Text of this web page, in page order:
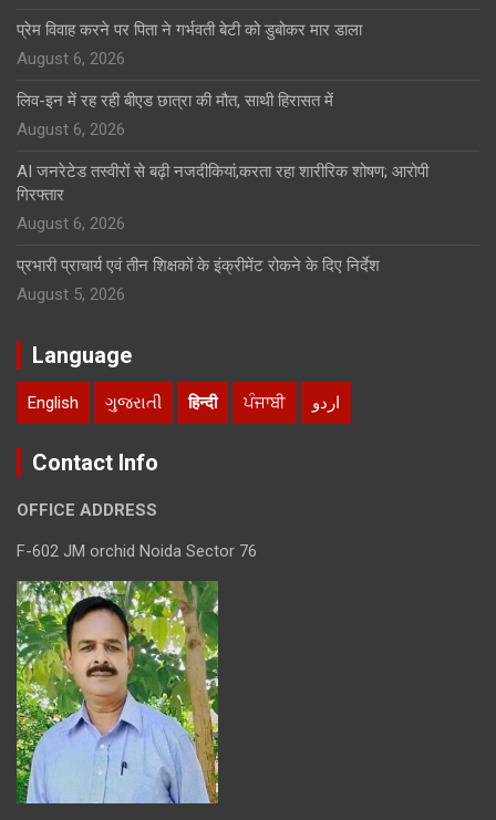
प्रेम विवाह करने पर पिता ने गर्भवती बेटी को डुबोकर मार डाला
August 6, 2026
लिव-इन में रह रही बीएड छात्रा की मौत, साथी हिरासत में
August 6, 2026
AI जनरेटेड तस्वीरों से बढ़ी नजदीकियां,करता रहा शारीरिक शोषण; आरोपी
गिरफ्तार
August 6, 2026
प्रभारी प्राचार्य एवं तीन शिक्षकों के इंक्रीमेंट रोकने के दिए निर्देश
August 5, 2026
Language
English ગુજરાતી हिन्दी ਪੰਜਾਬੀ اردو
Contact Info
OFFICE ADDRESS
F-602 JM orchid Noida Sector 76